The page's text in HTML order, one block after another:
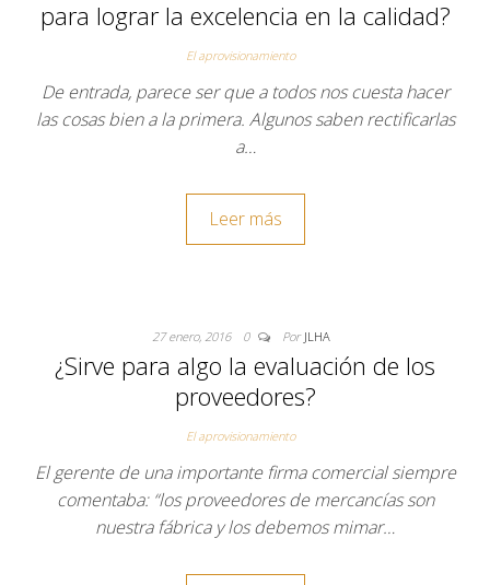
para lograr la excelencia en la calidad?
El aprovisionamiento
De entrada, parece ser que a todos nos cuesta hacer
las cosas bien a la primera. Algunos saben rectificarlas
a…
Leer más
27 enero, 2016 0 Por JLHA
¿Sirve para algo la evaluación de los
proveedores?
El aprovisionamiento
El gerente de una importante firma comercial siempre
comentaba: “los proveedores de mercancías son
nuestra fábrica y los debemos mimar…